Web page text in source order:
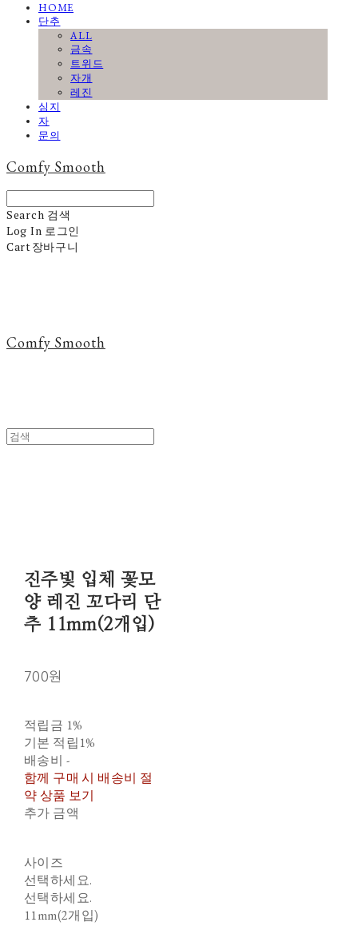
HOME
단추
ALL
금속
트위드
자개
레진
심지
자
문의
Comfy Smooth
Search 검색
Log In 로그인
Cart장바구니
Comfy Smooth
진주빛 입체 꽃모
양 레진 꼬다리 단
추 11mm(2개입)
700원
적립금 1%
기본 적립1%
배송비 -
함께 구매 시 배송비 절
약 상품 보기
추가 금액
사이즈
선택하세요.
선택하세요.
11mm(2개입)